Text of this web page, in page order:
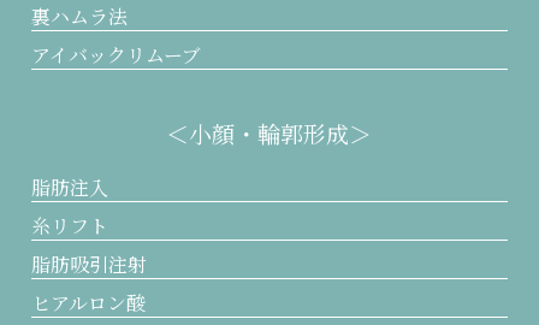
裏ハムラ法
アイバックリムーブ
＜小顔・輪郭形成＞
脂肪注入
糸リフト
脂肪吸引注射
ヒアルロン酸